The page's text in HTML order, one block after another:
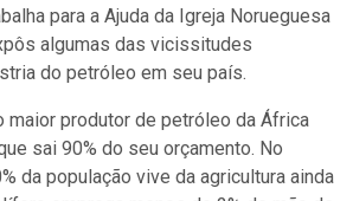
para a Ajuda da Igreja Norueguesa
algumas das vicissitudes
do petróleo em seu país.
maior produtor de petróleo da África
sai 90% do seu orçamento. No
da população vive da agricultura ainda